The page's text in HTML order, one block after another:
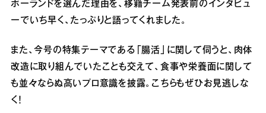
ポーランドを選んだ理由を、移籍チーム発表前のインタビュ
ーでいち早く、たっぷりと語ってくれました。
また、今号の特集テーマである「腸活」に関して伺うと、肉体
改造に取り組んでいたことも交えて、食事や栄養面に関して
も並々ならぬ高いプロ意識を披露。こちらもぜひお見逃しな
く！